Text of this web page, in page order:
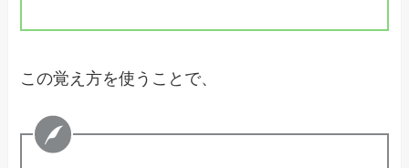
この覚え方を使うことで、